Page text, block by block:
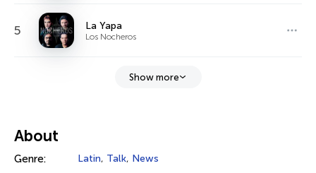
5 La Yapa
Los Nocheros
Show more
About
Genre: Latin, Talk, News